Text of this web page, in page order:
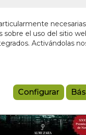
el uso del sitio
Activándolas
Configurar